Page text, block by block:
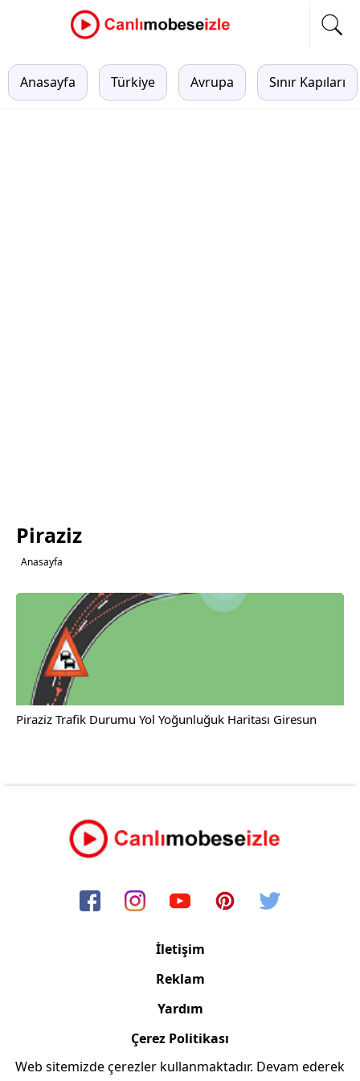
Anasayfa Türkiye Avrupa Sınır Kapıları
Piraziz
Anasayfa
Piraziz Trafik Durumu Yol Yoğunluğuk Haritası Giresun
İletişim
Reklam
Yardım
Çerez Politikası
Web sitemizde çerezler kullanmaktadır. Devam ederek